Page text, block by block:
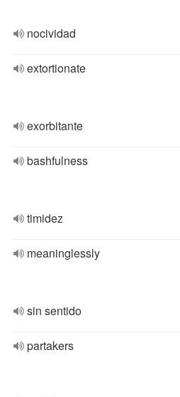
nocividad
extortionate
exorbitante
bashfulness
timidez
meaninglessly
sin sentido
partakers